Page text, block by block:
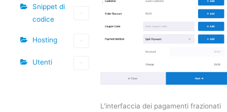
Snippet di
codice
Hosting
Utenti
L'interfaccia dei pagamenti frazionati